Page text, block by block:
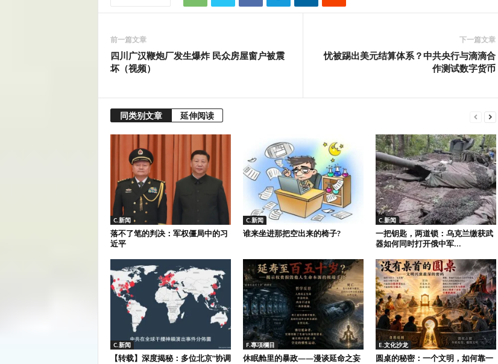
前一篇文章
四川广汉鞭炮厂发生爆炸 民众房屋窗户被震
坏（视频）
下一篇文章
忧被踢出美元结算体系？中共央行与滴滴合
作测试数字货币
同类别文章 延伸阅读
C.新闻
落不了笔的判决：军权僵局中的习
近平
C.新闻
谁来坐进那把空出来的椅子?
C.新闻
一把钥匙，两道锁：乌克兰缴获武
器如何同时打开俄中军...
C.新闻
【转载】深度揭秘：多位北京“协调
F.專項欄目
休眠舱里的暴政——漫谈延命之妄
E.文化沙龙
圆桌的秘密：一个文明，如何靠一